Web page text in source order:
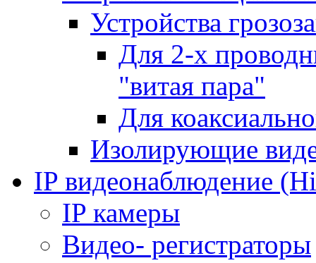
Устройства
Для 2-х
"витая пара"
Для
Изолирующие
IP видеонаблюдение
IP камеры
Видео- регистраторы